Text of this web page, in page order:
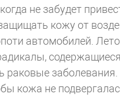
не забудет
кожу от
автомобилей.
раковые
кожа не